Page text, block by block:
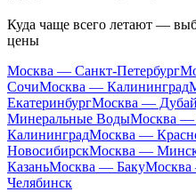
Куда чаще всего летают —
цены
Москва — Санкт-Петербург
СочиМосква — Калининград
ЕкатеринбургМосква — Дубай
Минеральные ВодыМосква —
КалининградМосква —
НовосибирскМосква —
КазаньМосква — Баку
Челябинск